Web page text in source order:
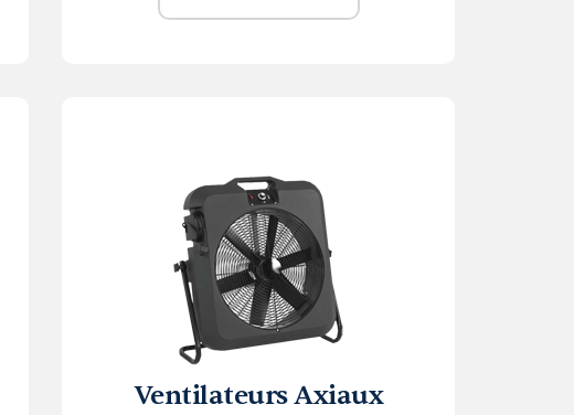
Ventilateurs Axiaux